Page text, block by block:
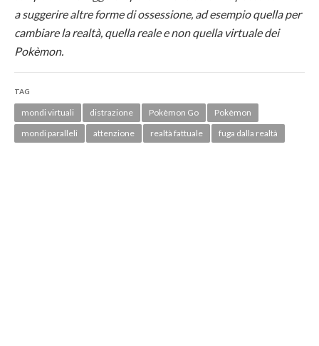
a suggerire altre forme di ossessione, ad esempio quella per
cambiare la realtà, quella reale e non quella virtuale dei
Pokèmon.
TAG
mondi virtuali distrazione Pokèmon Go
Pokèmon
mondi paralleli
attenzione realtà fattuale fuga dalla realtà